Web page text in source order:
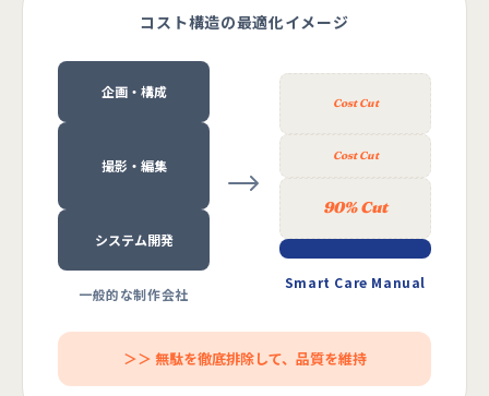
コスト構造の最適化イメージ
企画・構成
撮影・編集
システム開発
一般的な制作会社
Smart Care Manual
＞＞ 無駄を徹底排除して、品質を維持